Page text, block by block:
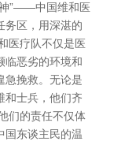
神”——中国维和医
务区，用深湛的
医疗队不仅是医
临恶劣的环境和
急挽救。无论是
和士兵，他们齐
们的责任不仅体
国东谈主民的温